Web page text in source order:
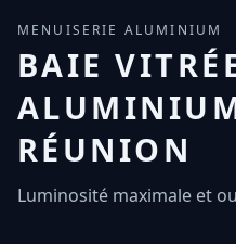
MENUISERIE ALUMINIUM
BAIE
RÉUNION
Luminosité maximale et